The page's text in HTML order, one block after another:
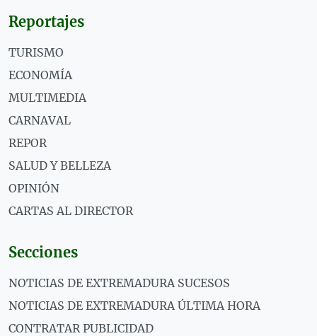
Reportajes
TURISMO
ECONOMÍA
MULTIMEDIA
CARNAVAL
REPOR
SALUD Y BELLEZA
OPINIÓN
CARTAS AL DIRECTOR
Secciones
NOTICIAS DE EXTREMADURA SUCESOS
NOTICIAS DE EXTREMADURA ÚLTIMA HORA
CONTRATAR PUBLICIDAD